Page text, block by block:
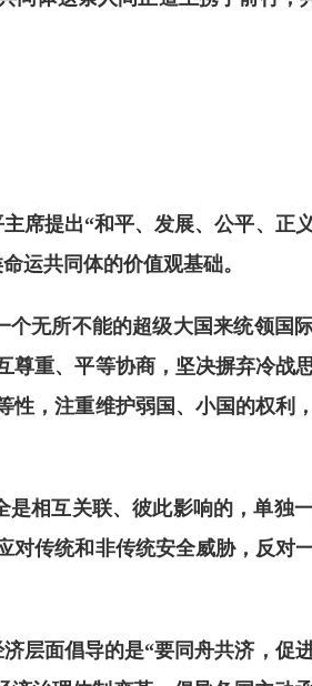
席提出“和平、发展、公平、正
运共同体的价值观基础。
个无所不能的超级大国来统领国
尊重、平等协商，坚决摒弃冷战
性，注重维护弱国、小国的权利
相互关联、彼此影响的，单独
对传统和非传统安全威胁，反对
层面倡导的是“要同舟共济，促